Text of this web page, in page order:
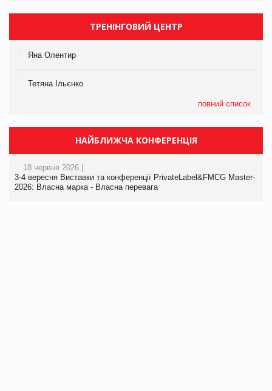
ТРЕНІНГОВИЙ ЦЕНТР
Яна Олентир
Тетяна Ільєнко
повний список
НАЙБЛИЖЧА КОНФЕРЕНЦІЯ
18 червня 2026 |
3-4 вересня Виставки та конференції PrivateLabel&FMCG Master-
2026: Власна марка - Власна перевага